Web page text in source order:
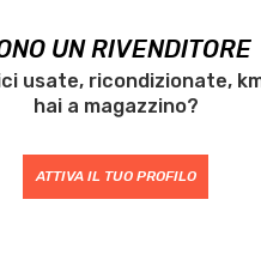
UN RIVENDITORE
usate, ricondizionate,
hai a magazzino?
ATTIVA IL TUO PROFILO